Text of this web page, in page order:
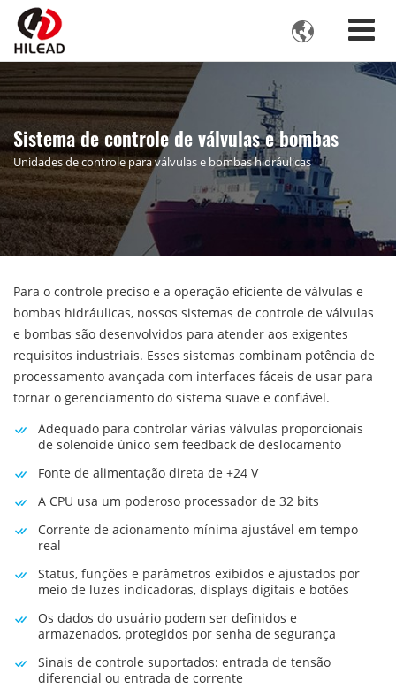

Sistema de controle de válvulas e bombas
Unidades de controle para válvulas e bombas hidráulicas
Para o controle preciso e a operação eficiente de válvulas e
bombas hidráulicas, nossos sistemas de controle de válvulas
e bombas são desenvolvidos para atender aos exigentes
requisitos industriais. Esses sistemas combinam potência de
processamento avançada com interfaces fáceis de usar para
tornar o gerenciamento do sistema suave e confiável.
Adequado para controlar várias válvulas proporcionais
de solenoide único sem feedback de deslocamento
Fonte de alimentação direta de +24 V
A CPU usa um poderoso processador de 32 bits
Corrente de acionamento mínima ajustável em tempo
real
Status, funções e parâmetros exibidos e ajustados por
meio de luzes indicadoras, displays digitais e botões
Os dados do usuário podem ser definidos e
armazenados, protegidos por senha de segurança
Sinais de controle suportados: entrada de tensão
diferencial ou entrada de corrente